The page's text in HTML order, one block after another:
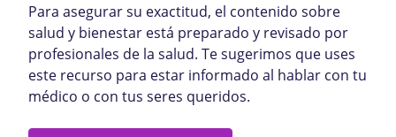
Para asegurar su exactitud, el contenido sobre
salud y bienestar está preparado y revisado por
profesionales de la salud. Te sugerimos que uses
este recurso para estar informado al hablar con tu
médico o con tus seres queridos.